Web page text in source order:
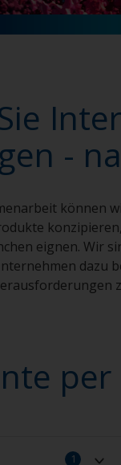
-
können
eignen. Wir
dazu
per
1